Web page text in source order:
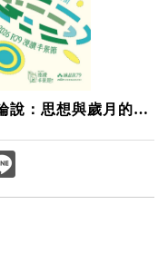
：思想與歲月的循